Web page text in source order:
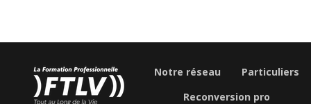
Notre réseau
Particuliers
Reconversion pro